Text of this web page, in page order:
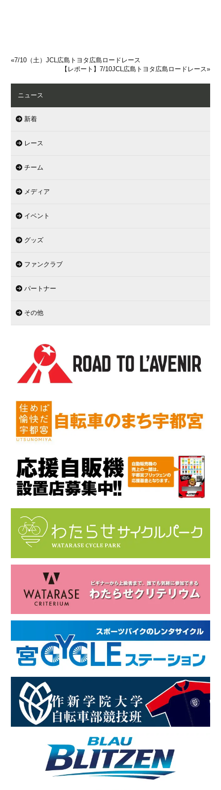
«7/10（土）JCL広島トヨタ広島ロードレース
【レポート】7/10JCL広島トヨタ広島ロードレース»
ニュース
新着
レース
チーム
メディア
イベント
グッズ
ファンクラブ
パートナー
その他